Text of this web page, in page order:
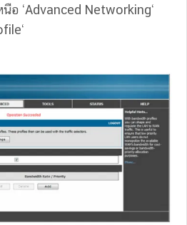
นือ ‘Advanced Networking‘